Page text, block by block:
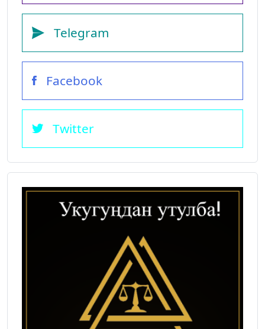
Telegram
Facebook
Twitter